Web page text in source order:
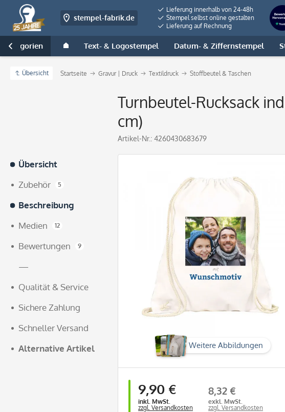
stempel-fabrik.de
Lieferung innerhalb von 24-48h
Stempel selbst online gestalten
Lieferung auf Rechnung
Kategorien Text- & Logostempel Datum- & Ziffernstempel

Übersicht Startseite Gravur | Druck Textildruck Stoffbeutel & Taschen
Turnbeutel-Rucksack
cm)
Artikel-Nr.: 4260430683679
Übersicht
Zubehör
5
Beschreibung
Medien
12
Bewertungen 9
—
Qualität & Service
Sichere Zahlung
Schneller Versand
Alternative Artikel
Weitere Abbildungen
9,90 €
inkl. MwSt.
zzgl. Versandkosten
8,32 €
exkl. MwSt.
zzgl. Versandkosten